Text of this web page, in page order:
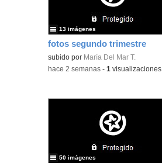
fotos segundo trimestre
Contenido educativo.
subido por María Del Mar T.
13 imágenes
-hace 2 semanas -1 visualizaciones
50 imágenes